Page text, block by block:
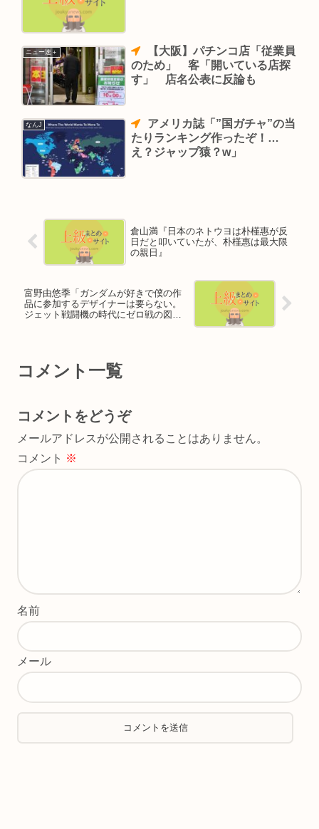
ニュー速＋
のため」 客「開いている店探
す」 店名公表に反論も
なんJ
たりランキング作ったぞ！…
え？ジャップ猿？w」
倉山満『日本のネトウヨは朴槿惠が反
日だと叩いていたが、朴槿惠は最大限
の親日』
富野由悠季「ガンダムが好きで僕の作
品に参加するデザイナーは要らない。
ジェット戦闘機の時代にゼロ戦の図面
コメント一覧
コメントをどうぞ
メールアドレスが公開されることはありません。
コメント ※
名前
メール